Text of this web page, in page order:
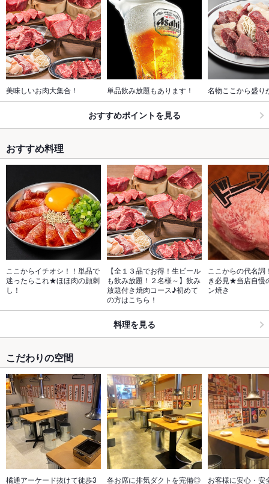
美味しいお肉大集合！ 単品飲み放題もあります！ 名物ここから盛り
おすすめポイントを見る
おすすめ料理
ここからイチオシ！！単品で
迷ったらこれ★ほほ肉の顔刺
し！
【全１３品でお得！生ビール
も飲み放題！２名様～】飲み
放題付き焼肉コース♪初めて
の方はこちら！
ここからの代名詞
き必見★当店自慢
ン焼き
料理を見る
こだわりの空間
橘通アーケード抜けて徒歩3 各お席に排気ダクトを完備◎ お客様に安心・安